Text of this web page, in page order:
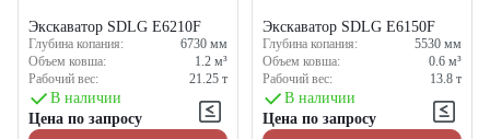
Экскаватор SDLG E6210F
Глубина копания: 6730 мм
Объем ковша:
1.2 м³
Рабочий вес:
21.25 т
В наличии
Цена по запросу
Экскаватор SDLG E6150F
Глубина копания: 5530 мм
Объем ковша:
0.6 м³
Рабочий вес:
13.8 т
В наличии
Цена по запросу